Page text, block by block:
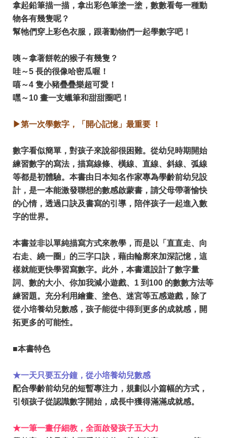
拿起鉛筆描一描，拿出彩色筆塗一塗，數數看每一種動
物各有幾隻呢？
幫牠們穿上彩色衣服，跟著動物們一起學數字吧！
咦～拿著餅乾的猴子有幾隻？
哇～5 長的很像哈密瓜喔！
嘻～4 隻小豬疊疊樂超可愛！
嘿～10 畫一支蠟筆和甜甜圈吧！
▶第一次學數字，「開心記憶」最重要 ！
數字看似簡單，對孩子來說卻很困難。從幼兒時期開始
練習數字的寫法，描寫線條、橫線、直線、斜線、弧線
等都是初體驗。本書由日本知名作家專為學齡前幼兒設
計，是一本能激發聯想的數感啟蒙書，請父母帶著愉快
的心情，透過口訣及書寫的引導，陪伴孩子一起進入數
字的世界。
本書並非以單純描寫方式來教學，而是以「直直走、向
右走、繞一圈」的三字口訣，藉由輪廓來加深記憶，這
樣就能更快學習寫數字。此外，本書還設計了數字量
詞、數的大小、你加我減小遊戲、1 到100 的數數方法等
練習題。充分利用繪畫、塗色、迷宮等五感遊戲，除了
從小培養幼兒數感，孩子能從中得到更多的成就感，開
拓更多的可能性。
■本書特色
★一天只要五分鐘，從小培養幼兒數感
配合學齡前幼兒的短暫專注力，規劃以小篇幅的方式，
引領孩子從認識數字開始，成長中獲得滿滿成就感。
★一筆一畫仔細教，全面啟發孩子五大力